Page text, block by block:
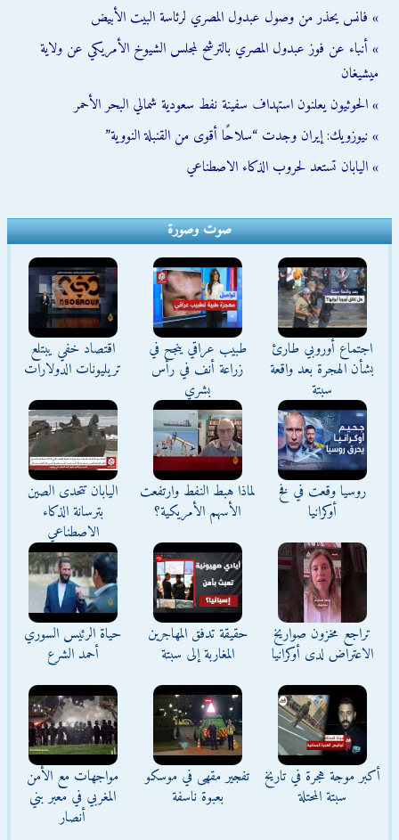
» فانس يحذر من وصول عبدول المصري لرئاسة البيت الأبيض
» أنباء عن فوز عبدول المصري بالترشح لمجلس الشيوخ الأمريكي عن ولاية
ميشيغان
» الحوثيون يعلنون استهداف سفينة نفط سعودية شمالي البحر الأحمر
» نيوزويك: إيران وجدت “سلاحًا أقوى من القنبلة النووية”
» اليابان تستعد لحروب الذكاء الاصطناعي
صوت وصورة
اجتماع أوروبي طارئ
بشأن الهجرة بعد واقعة
سبتة
طبيب عراقي ينجح في
زراعة أنف في رأس
بشري
اقتصاد خفي يبتلع
تريليونات الدولارات
روسيا وقعت في فخ
أوكرانيا
لماذا هبط النفط وارتفعت
الأسهم الأمريكية؟
اليابان تتحدى الصين
بترسانة الذكاء
الاصطناعي
تراجع مخزون صواريخ
الاعتراض لدى أوكرانيا
حقيقة تدفق المهاجرين
المغاربة إلى سبتة
حياة الرئيس السوري
أحمد الشرع
أكبر موجة هجرة في تاريخ
سبتة المحتلة
تفجير مقهى في موسكو
بعبوة ناسفة
مواجهات مع الأمن
المغربي في معبر بني
أنصار